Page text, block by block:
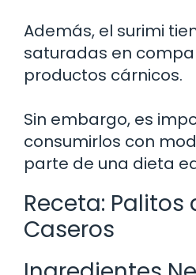
Además, el surimi
saturadas en
productos cárnicos.
Sin embargo, es
consumirlos con
parte de una dieta
Receta: Palitos
Caseros